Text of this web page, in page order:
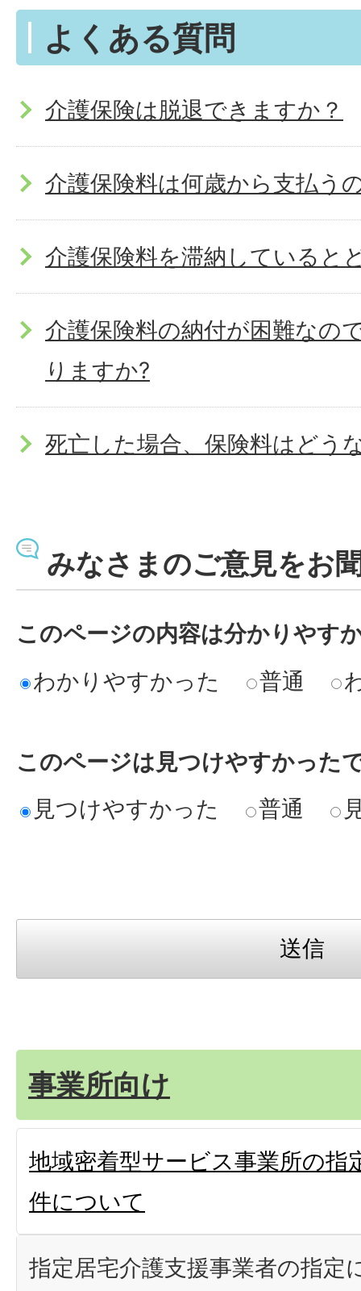
よくある質問
介護保険は脱退できますか？
介護保険料は何歳から支払う
介護保険料を滞納していると
介護保険料の納付が困難なの
りますか?
死亡した場合、保険料はどう
引っ越しした時の介護保険料
さい。
介護サービスを利用するには
介護サービスを利用している
内容やサービス事業者の変更
要介護認定の申請をしたい
要介護認定はどのように行わ
要介護認定申請はだれでも申
みなさまのご意見をお
このページの内容は分かりやす
わかりやすかった
普通
このページは見つけやすかった
見つけやすかった
普通
事業所向け
地域密着型サービス事業所の指
件について
指定居宅介護支援事業者の指定